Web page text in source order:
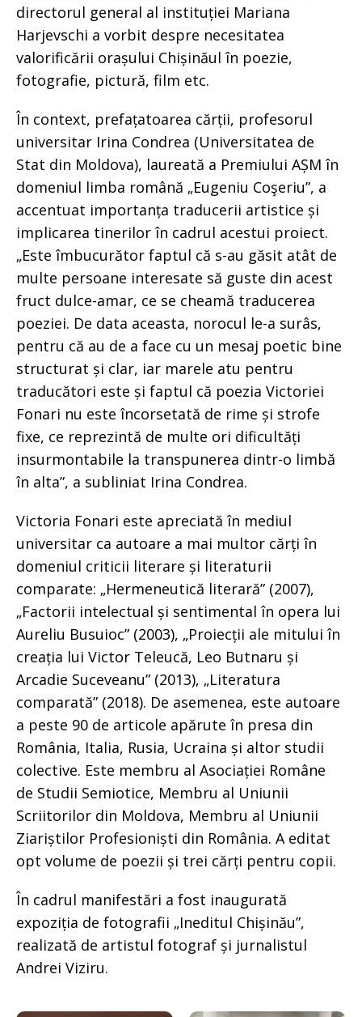
directorul general al instituției Mariana
Harjevschi a vorbit despre necesitatea
valorificării orașului Chișinăul în poezie,
fotografie, pictură, film etc.
În context, prefațatoarea cărții, profesorul
universitar Irina Condrea (Universitatea de
Stat din Moldova), laureată a Premiului AȘM în
domeniul limba română „Eugeniu Coşeriu”, a
accentuat importanța traducerii artistice și
implicarea tinerilor în cadrul acestui proiect.
„Este îmbucurător faptul că s-au găsit atât de
multe persoane interesate să guste din acest
fruct dulce-amar, ce se cheamă traducerea
poeziei. De data aceasta, norocul le-a surâs,
pentru că au de a face cu un mesaj poetic bine
structurat și clar, iar marele atu pentru
traducători este și faptul că poezia Victoriei
Fonari nu este încorsetată de rime și strofe
fixe, ce reprezintă de multe ori dificultăți
insurmontabile la transpunerea dintr-o limbă
în alta”, a subliniat Irina Condrea.
Victoria Fonari este apreciată în mediul
universitar ca autoare a mai multor cărți în
domeniul criticii literare și literaturii
comparate: „Hermeneutică literară” (2007),
„Factorii intelectual și sentimental în opera lui
Aureliu Busuioc” (2003), „Proiecții ale mitului în
creația lui Victor Teleucă, Leo Butnaru și
Arcadie Suceveanu” (2013), „Literatura
comparată” (2018). De asemenea, este autoare
a peste 90 de articole apărute în presa din
România, Italia, Rusia, Ucraina și altor studii
colective. Este membru al Asociației Române
de Studii Semiotice, Membru al Uniunii
Scriitorilor din Moldova, Membru al Uniunii
Ziariștilor Profesioniști din România. A editat
opt volume de poezii și trei cărți pentru copii.
În cadrul manifestări a fost inaugurată
expoziția de fotografii „Ineditul Chișinău”,
realizată de artistul fotograf și jurnalistul
Andrei Viziru.